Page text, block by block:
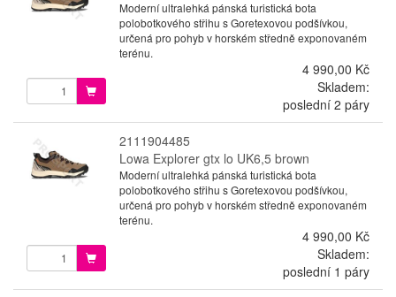
Moderní ultralehká pánská turistická bota
polobotkového střihu s Goretexovou podšívkou,
určená pro pohyb v horském středně exponovaném
terénu.
4 990,00 Kč
Skladem:
poslední 2 páry
2111904485
Lowa Explorer gtx lo UK6,5 brown
Moderní ultralehká pánská turistická bota
polobotkového střihu s Goretexovou podšívkou,
určená pro pohyb v horském středně exponovaném
terénu.
4 990,00 Kč
Skladem:
poslední 1 páry